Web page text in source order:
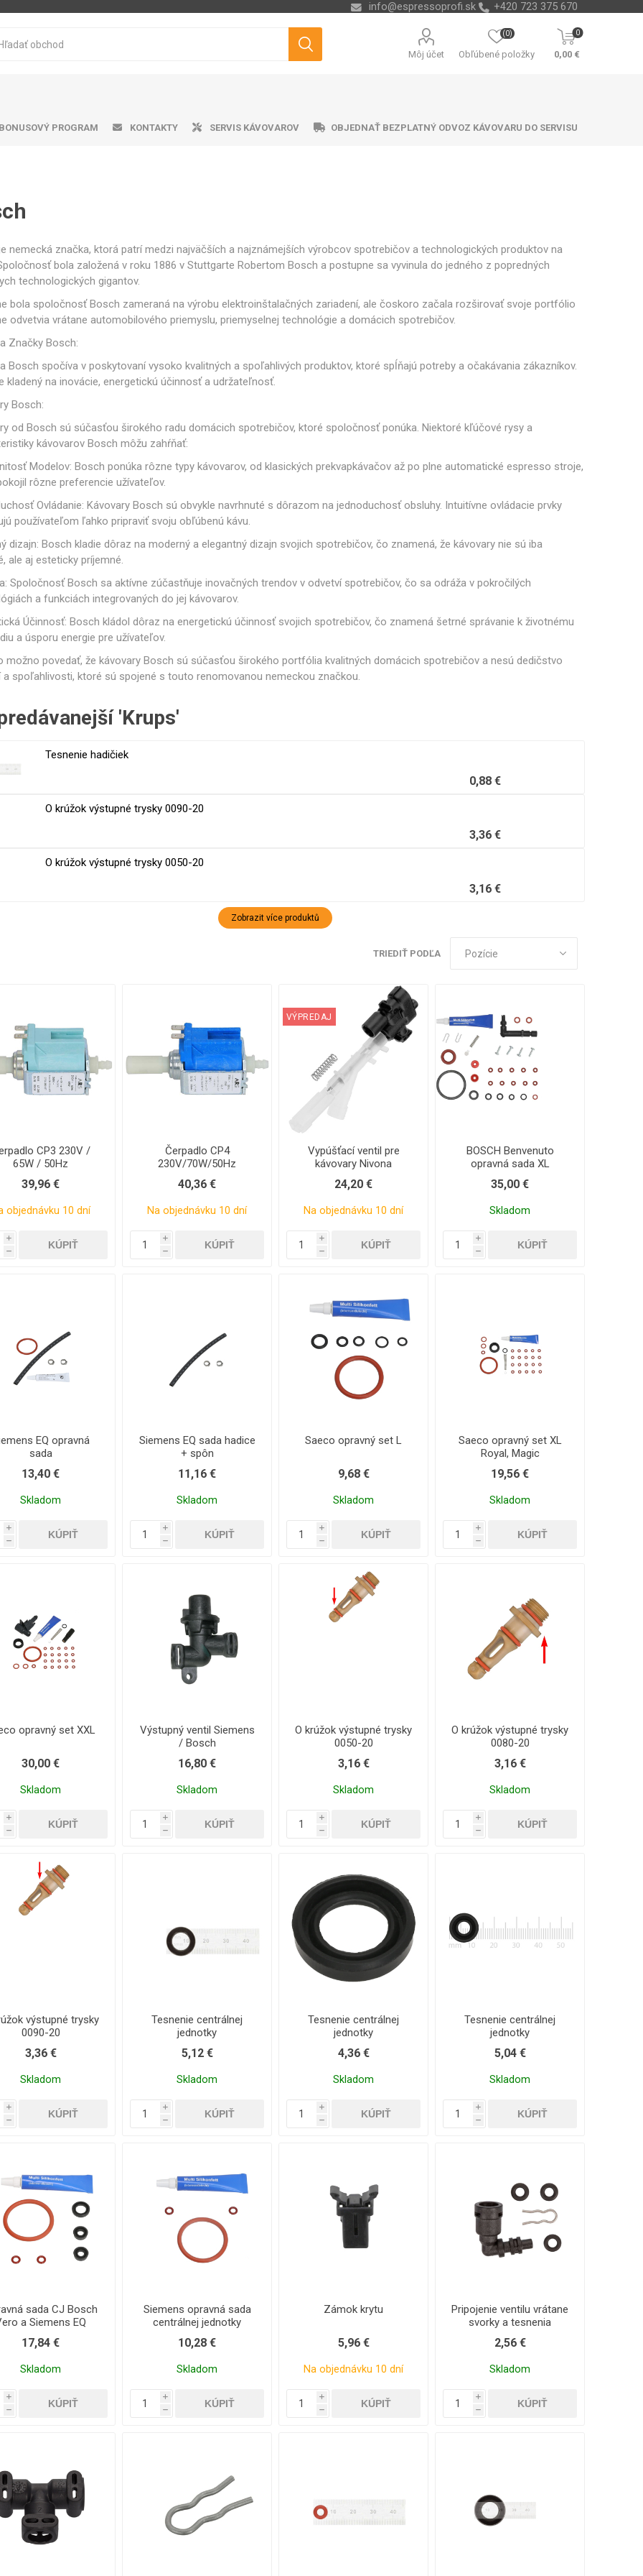
info@espressoprofi.sk +420 723 375 670
Môj účet Obľúbené položky
(0) 0
0,00 €
Časti krytu
jednotky
a spínače Sady pre údržbu Ostatné náhradné diely
Gastro
Jura Lavazza Durgol Philco Lamart
PROGRAM KONTAKTY SERVIS KÁVOVAROV OBJEDNAŤ BEZPLATNÝ ODVOZ KÁVOVARU DO SERVISU
nemecká značka, ktorá patrí medzi najväčších a najznámejších výrobcov spotrebičov a technologických produktov na
bola založená v roku 1886 v Stuttgarte Robertom Bosch a postupne sa vyvinula do jedného z popredných
technologických gigantov.
bola spoločnosť Bosch zameraná na výrobu elektroinštalačných zariadení, ale čoskoro začala rozširovať svoje portfólio
odvetvia vrátane automobilového priemyslu, priemyselnej technológie a domácich spotrebičov.
Značky Bosch:
Bosch spočíva v poskytovaní vysoko kvalitných a spoľahlivých produktov, ktoré spĺňajú potreby a očakávania zákazníkov.
kladený na inovácie, energetickú účinnosť a udržateľnosť.
Bosch:
od Bosch sú súčasťou širokého radu domácich spotrebičov, ktoré spoločnosť ponúka. Niektoré kľúčové rysy a
kávovarov Bosch môžu zahŕňať:
Modelov: Bosch ponúka rôzne typy kávovarov, od klasických prekvapkávačov až po plne automatické espresso stroje,
rôzne preferencie užívateľov.
Ovládanie: Kávovary Bosch sú obvykle navrhnuté s dôrazom na jednoduchosť obsluhy. Intuitívne ovládacie prvky
používateľom ľahko pripraviť svoju obľúbenú kávu.
dizajn: Bosch kladie dôraz na moderný a elegantný dizajn svojich spotrebičov, čo znamená, že kávovary nie sú iba
ale aj esteticky príjemné.
Spoločnosť Bosch sa aktívne zúčastňuje inovačných trendov v odvetví spotrebičov, čo sa odráža v pokročilých
a funkciách integrovaných do jej kávovarov.
Účinnosť: Bosch kládol dôraz na energetickú účinnosť svojich spotrebičov, čo znamená šetrné správanie k životnému
a úsporu energie pre užívateľov.
možno povedať, že kávovary Bosch sú súčasťou širokého portfólia kvalitných domácich spotrebičov a nesú dedičstvo
a spoľahlivosti, ktoré sú spojené s touto renomovanou nemeckou značkou.
'Krups'
Tesnenie hadičiek
0,88 €
O krúžok výstupné trysky 0090-20
3,36 €
O krúžok výstupné trysky 0050-20
3,16 €
Zobrazit více produktů
TRIEDIŤ PODĽA
CP3 230V /
65W / 50Hz
39,96 €
objednávku 10 dní
i
h
Čerpadlo CP4
230V/70W/50Hz
40,36 €
Na objednávku 10 dní
i
h
VÝPREDAJ
Vypúšťací ventil pre
kávovary Nivona
24,20 €
Na objednávku 10 dní
i
h
BOSCH Benvenuto
opravná sada XL
35,00 €
Skladom
i
h
EQ opravná
sada
13,40 €
Skladom
i
h
Siemens EQ sada hadice
+ spôn
11,16 €
Skladom
i
h
Saeco opravný set L
9,68 €
Skladom
i
h
Saeco opravný set XL
Royal, Magic
19,56 €
Skladom
i
h
opravný set XXL
30,00 €
Skladom
i
h
Výstupný ventil Siemens
/ Bosch
16,80 €
Skladom
i
h
O krúžok výstupné trysky
0050-20
3,16 €
Skladom
i
h
O krúžok výstupné trysky
0080-20
3,16 €
Skladom
i
h
výstupné trysky
0090-20
3,36 €
Skladom
i
h
Tesnenie centrálnej
jednotky
5,12 €
Skladom
i
h
Tesnenie centrálnej
jednotky
4,36 €
Skladom
i
h
Tesnenie centrálnej
jednotky
5,04 €
Skladom
i
h
sada CJ Bosch
a Siemens EQ
17,84 €
Skladom
i
h
Siemens opravná sada
centrálnej jednotky
10,28 €
Skladom
i
h
Zámok krytu
5,96 €
Na objednávku 10 dní
i
h
Pripojenie ventilu vrátane
svorky a tesnenia
2,56 €
Skladom
i
h